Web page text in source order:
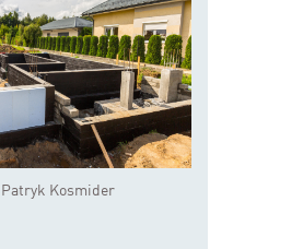
Kosmider